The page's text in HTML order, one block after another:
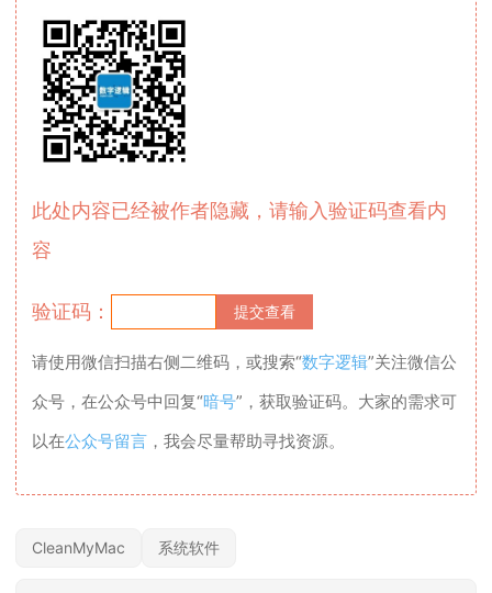
此处内容已经被作者隐藏，请输入验证码查看内
容
验证码：
请使用微信扫描右侧二维码，或搜索“数字逻辑”关注微信公
众号，在公众号中回复“暗号”，获取验证码。大家的需求可
以在公众号留言 ，我会尽量帮助寻找资源。
CleanMyMac 系统软件